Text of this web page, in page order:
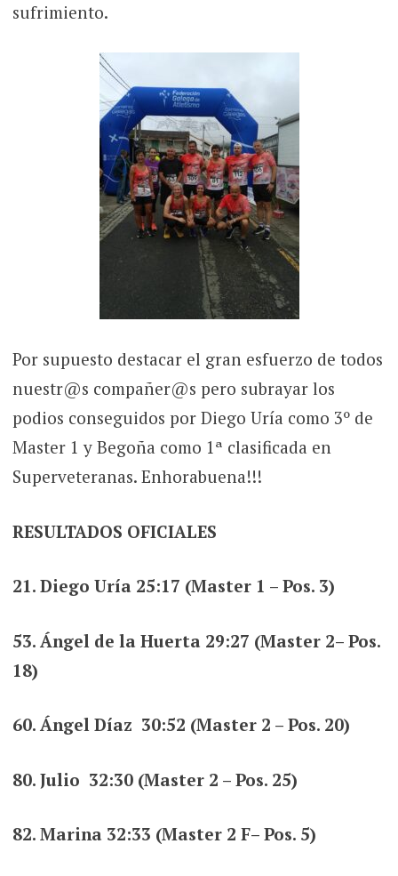
sufrimiento.
Por supuesto destacar el gran esfuerzo de todos
nuestr@s compañer@s pero subrayar los
podios conseguidos por Diego Uría como 3º de
Master 1 y Begoña como 1ª clasificada en
Superveteranas. Enhorabuena!!!
RESULTADOS OFICIALES
21. Diego Uría 25:17 (Master 1 – Pos. 3)
53. Ángel de la Huerta 29:27 (Master 2– Pos.
18)
60. Ángel Díaz 30:52 (Master 2 – Pos. 20)
80. Julio 32:30 (Master 2 – Pos. 25)
82. Marina 32:33 (Master 2 F– Pos. 5)